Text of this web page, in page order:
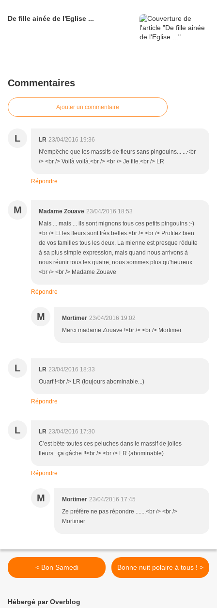
De fille ainée de l'Eglise ...
Commentaires
Ajouter un commentaire
L LR 23/04/2016 19:36
N'empêche que les massifs de fleurs sans pingouins... ...<br
/> <br /> Voilà voilà.<br /> <br /> Je file.<br /> LR
Répondre
M Madame Zouave 23/04/2016 18:53
Mais ... mais ... ils sont mignons tous ces petits pingouins :-)
<br /> Et les fleurs sont très belles.<br /> <br /> Profitez bien
de vos familles tous les deux. La mienne est presque réduite
à sa plus simple expression, mais quand nous arrivons à
nous réunir tous les quatre, nous sommes plus qu'heureux.
<br /> <br /> Madame Zouave
Répondre
M Mortimer 23/04/2016 19:02
Merci madame Zouave !<br /> <br /> Mortimer
L LR 23/04/2016 18:33
Ouarf !<br /> LR (toujours abominable...)
Répondre
L LR 23/04/2016 17:30
C'est bête toutes ces peluches dans le massif de jolies
fleurs...ça gâche !!<br /> <br /> LR (abominable)
Répondre
M Mortimer 23/04/2016 17:45
Ze préfère ne pas répondre .......<br /> <br />
Mortimer
< Bon Samedi Bonne nuit polaire à tous ! >
Hébergé par Overblog